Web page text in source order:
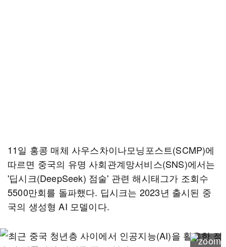
11일 홍콩 매체 사우스차이나모닝포스트(SCMP)에
따르면 중국의 유명 사회관계망서비스(SNS)에서는
'딥시크(DeepSeek) 점술' 관련 해시태그가 조회수
5500만회를 돌파했다. 딥시크는 2023년 출시된 중
국의 생성형 AI 모델이다.